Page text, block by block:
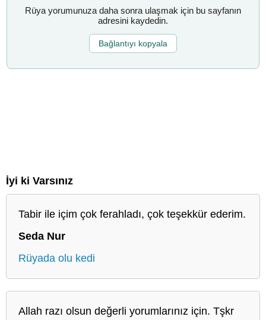
Rüya yorumunuza daha sonra ulaşmak için bu sayfanın
adresini kaydedin.
Bağlantıyı kopyala
İyi ki Varsınız
Tabir ile içim çok ferahladı, çok teşekkür ederim.
Seda Nur
Rüyada olu kedi
Allah razı olsun değerli yorumlarınız için. Tşkr